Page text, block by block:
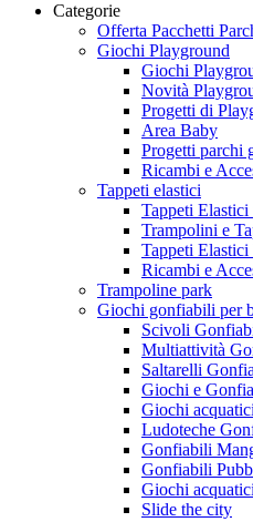
Categorie
Offerta Pacchetti
Giochi Playground
Giochi
Novità
Progetti di
Area Baby
Progetti parchi
Ricambi e
Tappeti elastici
Tappeti Elastici
Trampolini e
Tappeti
Ricambi e
Trampoline park
Giochi gonfiabili per
Scivoli
Multiattività
Saltarelli
Giochi e
Giochi
Ludoteche
Gonfiabili
Gonfiabili
Giochi
Slide the city